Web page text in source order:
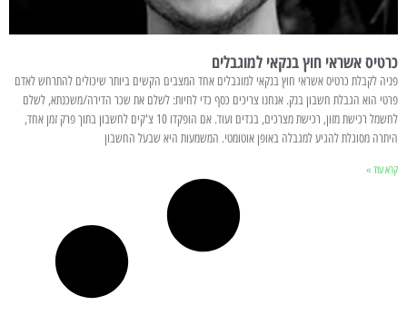
כרטיס אשראי חוץ בנקאי למוגבלים
פניה לקבלת כרטיס אשראי חוץ בנקאי למוגבלים אחד המצבים הקשים ביותר שיכולים להתרחש לאדם
פרטי הוא הגבלת חשבון בנק. אנחנו צריכים כסף כדי לחיות: לשלם את שכר הדירה/משכנתא, לשלם
לחשמל רכישת מזון, רכישת מצרכים, בגדים ועוד. אם הופקדו 10 צ'קים לחשבון בתוך פרק זמן אחד,
היתרה מסוגלת להגיע למגבלה באופן אוטומטי. המשמעות היא שבעל החשבון
קרא עוד »